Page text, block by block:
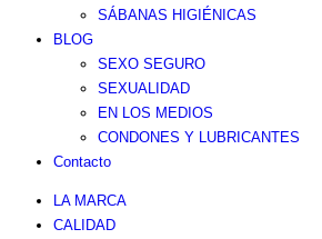
SÁBANAS HIGIÉNICAS
BLOG
SEXO SEGURO
SEXUALIDAD
EN LOS MEDIOS
CONDONES Y LUBRICANTES
Contacto
LA MARCA
CALIDAD